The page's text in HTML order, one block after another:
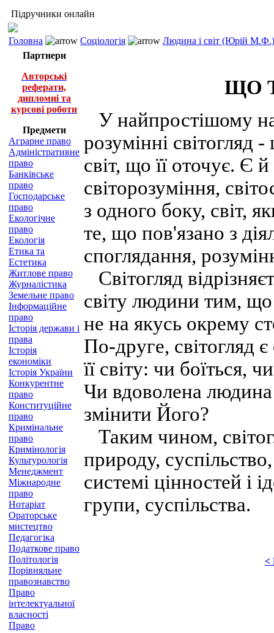
Підручники онлайн
Головна Соціологія
Людина і світ (Юрій М.Ф.)
Партнери
Авторські
реферати,
дипломні та
курсові роботи
Предмети
Аграрне право
Адміністративне
право
Банківське
право
Господарське
право
Екологічне
право
Екологія
Етика та
Естетика
Житлове право
Журналістика
Земельне право
Інформаційне
право
Історія держави і
права
Історія
економіки
Історія України
Конкурентне
право
Конституційне
право
Кримінальне
право
Кримінологія
Культурологія
Менеджмент
Міжнародне
право
Нотаріат
Ораторське
мистецтво
Педагогіка
Податкове право
Політологія
Порівняльне
правознавство
Право
інтелектуальної
власності
Право
ЩО
У найпростішому
розумінні світогляд
світ, що її оточує. Є
світорозуміння,
з одного боку, світ,
те, що пов'язано з
споглядання,
Світогляд
світу людини тим,
не на якусь окрему
По-друге, світогляд
її світу: чи боїться,
Чи вдоволена
змінити Його?
Таким чином,
природу,
системі цінностей і
групи, суспільства.
<